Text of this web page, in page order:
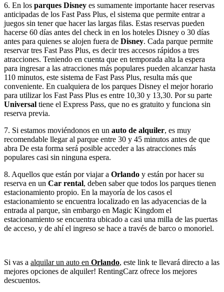
6. En los parques Disney es sumamente importante hacer reservas
anticipadas de los Fast Pass Plus, el sistema que permite entrar a
juegos sin tener que hacer las largas filas. Estas reservas pueden
hacerse 60 días antes del check in en los hoteles Disney o 30 días
antes para quienes se alojen fuera de Disney. Cada parque permite
reservar tres Fast Pass Plus, es decir tres accesos rápidos a tres
atracciones. Teniendo en cuenta que en temporada alta la espera
para ingresar a las atracciones más populares pueden alcanzar hasta
110 minutos, este sistema de Fast Pass Plus, resulta más que
conveniente. En cualquiera de los parques Disney el mejor horario
para utilizar los Fast Pass Plus es entre 10,30 y 13,30. Por su parte
Universal tiene el Express Pass, que no es gratuito y funciona sin
reserva previa.
7. Si estamos moviéndonos en un auto de alquiler, es muy
recomendable llegar al parque entre 30 y 45 minutos antes de que
abra De esta forma será posible acceder a las atracciones más
populares casi sin ninguna espera.
8. Aquellos que están por viajar a Orlando y están por hacer su
reserva en un Car rental, deben saber que todos los parques tienen
estacionamiento propio. En la mayoría de los casos el
estacionamiento se encuentra localizado en las adyacencias de la
entrada al parque, sin embargo en Magic Kingdom el
estacionamiento se encuentra ubicado a casi una milla de las puertas
de acceso, y de ahí el ingreso se hace a través de barco o monoriel.
Si vas a alquilar un auto en Orlando, este link te llevará directo a las
mejores opciones de alquiler! RentingCarz ofrece los mejores
descuentos.